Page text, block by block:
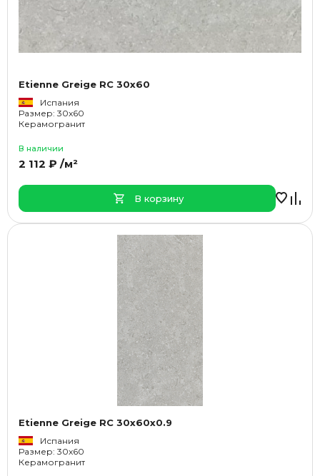
Etienne Greige RC 30x60
Испания
Размер: 30x60
Керамогранит
В наличии
2 112 ₽ /м²
В корзину
Etienne Greige RC 30x60x0.9
Испания
Размер: 30x60
Керамогранит